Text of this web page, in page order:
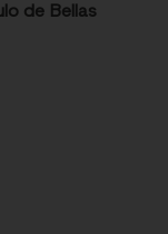
de Bellas